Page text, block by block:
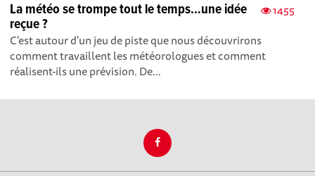
1455
La météo se trompe tout le temps…une idée
reçue ?
C'est autour d'un jeu de piste que nous découvrirons
comment travaillent les météorologues et comment
réalisent-ils une prévision. De...